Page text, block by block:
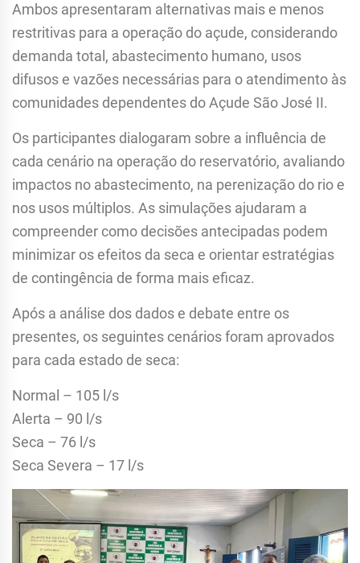
Ambos apresentaram alternativas mais e menos
restritivas para a operação do açude, considerando
demanda total, abastecimento humano, usos
difusos e vazões necessárias para o atendimento às
comunidades dependentes do Açude São José II.
Os participantes dialogaram sobre a influência de
cada cenário na operação do reservatório, avaliando
impactos no abastecimento, na perenização do rio e
nos usos múltiplos. As simulações ajudaram a
compreender como decisões antecipadas podem
minimizar os efeitos da seca e orientar estratégias
de contingência de forma mais eficaz.
Após a análise dos dados e debate entre os
presentes, os seguintes cenários foram aprovados
para cada estado de seca:
Normal – 105 l/s
Alerta – 90 l/s
Seca – 76 l/s
Seca Severa – 17 l/s